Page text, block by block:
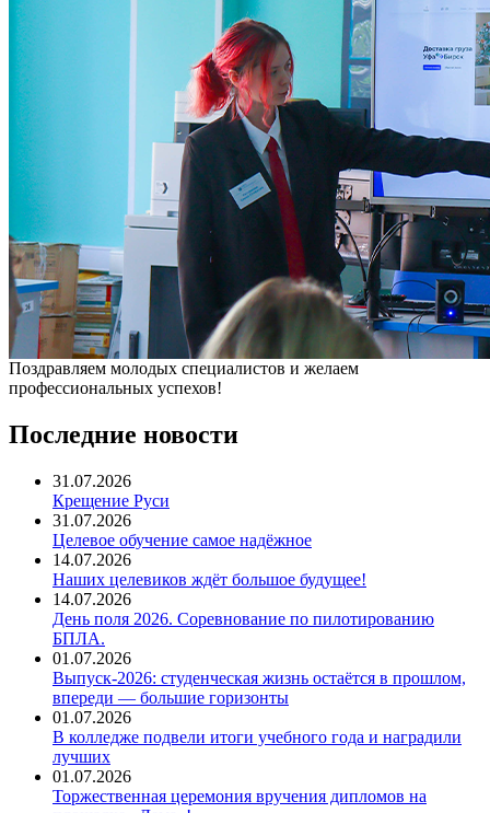
Поздравляем молодых специалистов и желаем
профессиональных успехов!
Последние новости
31.07.2026
Крещение Руси
31.07.2026
Целевое обучение самое надёжное
14.07.2026
Наших целевиков ждёт большое будущее!
14.07.2026
День поля 2026. Соревнование по пилотированию
БПЛА.
01.07.2026
Выпуск-2026: студенческая жизнь остаётся в прошлом,
впереди — большие горизонты
01.07.2026
В колледже подвели итоги учебного года и наградили
лучших
01.07.2026
Торжественная церемония вручения дипломов на